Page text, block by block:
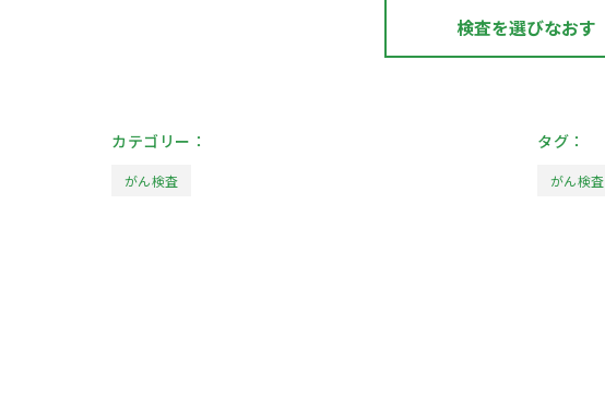
検査を選びなおす
カテゴリー：
がん検査
タグ：
がん検査